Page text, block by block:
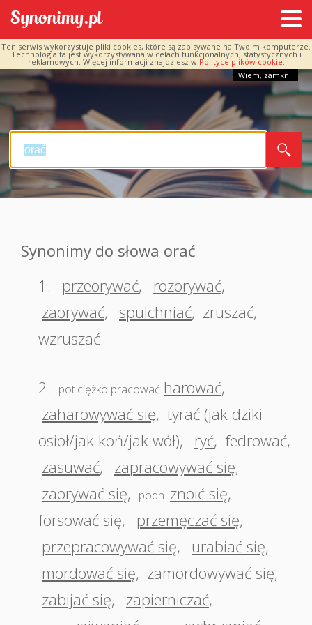
Ten serwis wykorzystuje pliki cookies, które są zapisywane na Twoim komputerze.
Technologia ta jest wykorzystywana w celach funkcjonalnych, statystycznych i
reklamowych. Więcej informacji znajdziesz w Polityce plików cookie.
Wiem, zamknij
Synonimy do słowa orać
1.
przeorywać, rozorywać,
zaorywać, spulchniać, zruszać,
wzruszać
2. pot.ciężko pracować harować,
zaharowywać się, tyrać (jak dziki
osioł/jak koń/jak wół), ryć, fedrować,
zasuwać, zapracowywać się,
zaorywać się, podn. znoić się,
forsować się, przemęczać się,
przepracowywać się, urabiać się,
mordować się, zamordowywać się,
zabijać się, zapierniczać,